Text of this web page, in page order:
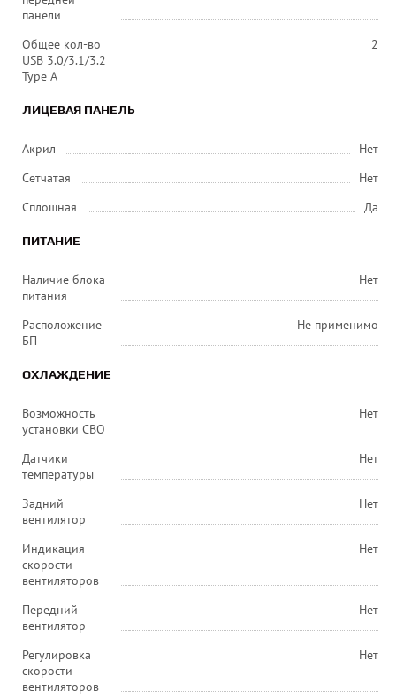
панели
Общее кол-во
USB 3.0/3.1/3.2
Type A
2
ЛИЦЕВАЯ ПАНЕЛЬ
Акрил
Нет
Сетчатая
Нет
Сплошная
Да
ПИТАНИЕ
Наличие блока
питания
Нет
Расположение
БП
Не применимо
ОХЛАЖДЕНИЕ
Возможность
установки СВО
Нет
Датчики
температуры
Нет
Задний
вентилятор
Нет
Индикация
скорости
вентиляторов
Нет
Передний
вентилятор
Нет
Регулировка
скорости
вентиляторов
Нет